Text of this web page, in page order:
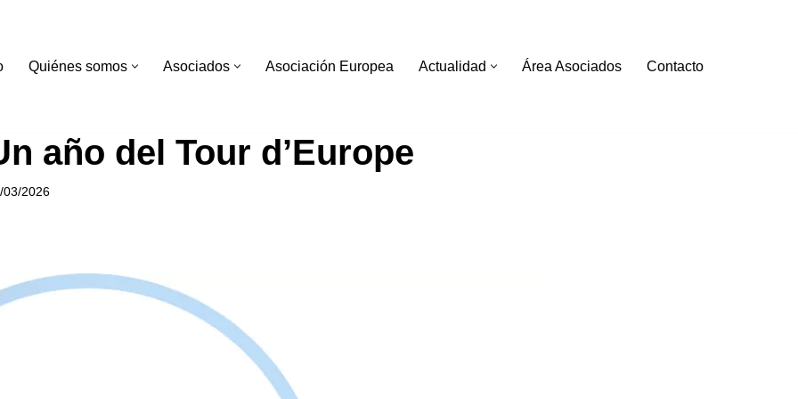
Quiénes somos Asociados Asociación Europea Actualidad Área Asociados Contacto
año del Tour d’Europe
03/2026